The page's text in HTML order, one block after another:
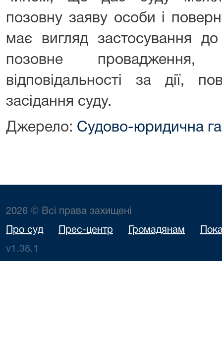
позовну заяву особи і
має вигляд застосування
позовне провадження,
відповідальності за дії,
засідання суду.
Джерело: Судово-юридична
2026 © Всі права захищені
Про суд Прес-центр Громадянам
v1.38.1